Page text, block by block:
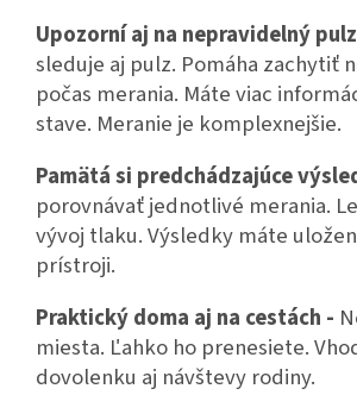
Upozorní aj na nepravidelný
sleduje aj pulz. Pomáha zachytiť
počas merania. Máte viac
stave. Meranie je komplexnejšie.
Pamätá si predchádzajúce
porovnávať jednotlivé merania.
vývoj tlaku. Výsledky máte
prístroji.
Praktický doma aj na cestách -
miesta. Ľahko ho prenesiete.
dovolenku aj návštevy rodiny.